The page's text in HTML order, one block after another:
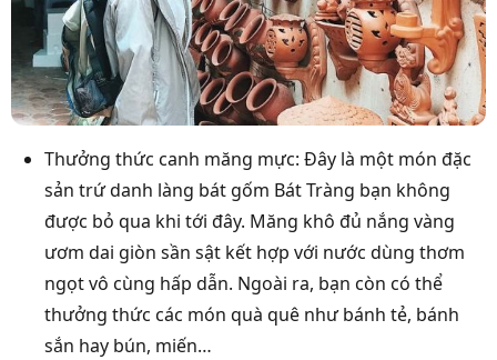
Thưởng thức canh măng mực: Đây là một món đặc
sản trứ danh làng bát gốm Bát Tràng bạn không
được bỏ qua khi tới đây. Măng khô đủ nắng vàng
ươm dai giòn sần sật kết hợp với nước dùng thơm
ngọt vô cùng hấp dẫn. Ngoài ra, bạn còn có thể
thưởng thức các món quà quê như bánh tẻ, bánh
sắn hay bún, miến…